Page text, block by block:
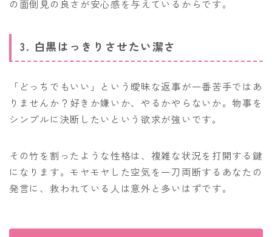
の面倒見の良さが安心感を与えているからです。
3. 白黒はっきりさせたい潔さ
「どっちでもいい」という曖昧な返事が一番苦手ではあ
りませんか？好きか嫌いか、やるかやらないか。物事を
シンプルに決断したいという欲求が強いです。
その竹を割ったような性格は、複雑な状況を打開する鍵
になります。モヤモヤした空気を一刀両断するあなたの
発言に、救われている人は意外と多いはずです。